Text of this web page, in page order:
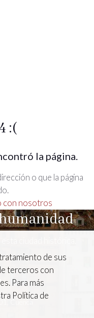
:(
la página.
o que la página
con nosotros
Cuenca
de sus
terceros con
Para más
Política de